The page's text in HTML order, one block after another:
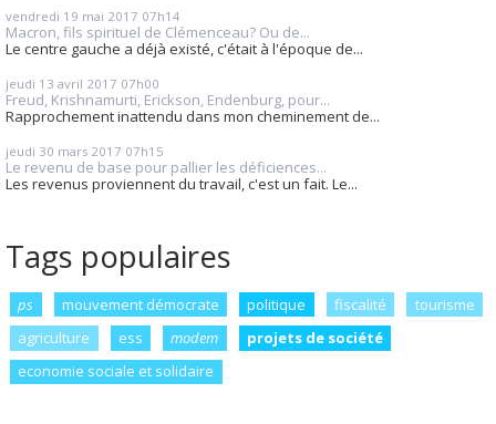
vendredi 19 mai 2017 07h14
Macron, fils spirituel de Clémenceau? Ou de...
Le centre gauche a déjà existé, c'était à l'époque de...
jeudi 13 avril 2017 07h00
Freud, Krishnamurti, Erickson, Endenburg, pour...
Rapprochement inattendu dans mon cheminement de...
jeudi 30 mars 2017 07h15
Le revenu de base pour pallier les déficiences...
Les revenus proviennent du travail, c'est un fait. Le...
Tags populaires
ps mouvement démocrate politique fiscalité
tourisme
agriculture
ess modem
projets de société
economie sociale et solidaire